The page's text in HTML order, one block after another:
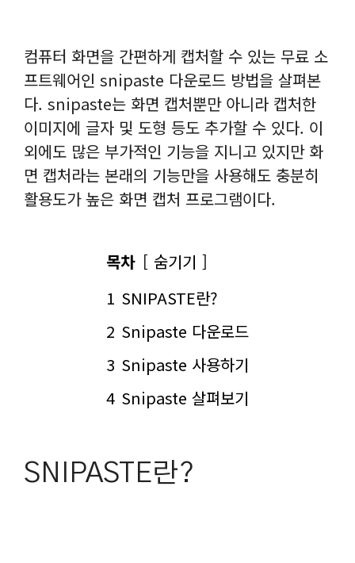
컴퓨터 화면을 간편하게 캡처할 수 있는 무료 소
프트웨어인 snipaste 다운로드 방법을 살펴본
다. snipaste는 화면 캡처뿐만 아니라 캡처한
이미지에 글자 및 도형 등도 추가할 수 있다. 이
외에도 많은 부가적인 기능을 지니고 있지만 화
면 캡처라는 본래의 기능만을 사용해도 충분히
활용도가 높은 화면 캡처 프로그램이다.
목차
숨기기
1 SNIPASTE란?
2 Snipaste 다운로드
3 Snipaste 사용하기
4 Snipaste 살펴보기
SNIPASTE란?